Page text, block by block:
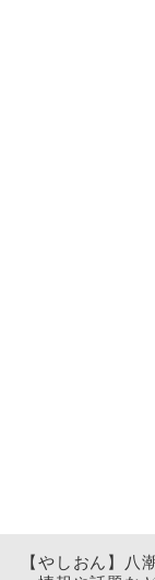
【やしおん】八